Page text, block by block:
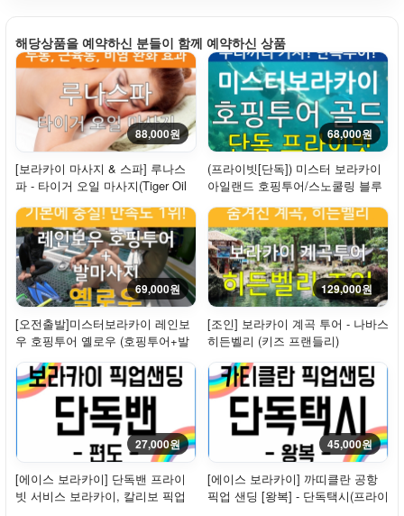
해당상품을 예약하신 분들이 함께 예약하신 상품
88,000원
[보라카이 마사지 & 스파] 루나스
파 - 타이거 오일 마사지(Tiger Oil
Massage,...
68,000원
(프라이빗[단독]) 미스터 보라카이
아일랜드 호핑투어/스노쿨링 블루
(크리스...
69,000원
[오전출발]미스터보라카이 레인보
우 호핑투어 옐로우 (호핑투어+발
마사지) - ...
129,000원
[조인] 보라카이 계곡 투어 - 나바스
히든벨리 (키즈 프랜들리)
27,000원
[에이스 보라카이] 단독밴 프라이
빗 서비스 보라카이, 칼리보 픽업
45,000원
[에이스 보라카이] 까띠클란 공항
픽업 샌딩 [왕복] - 단독택시(프라이